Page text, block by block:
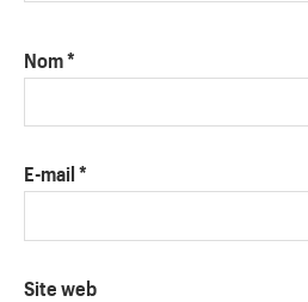
Nom*
E-mail *
Site web